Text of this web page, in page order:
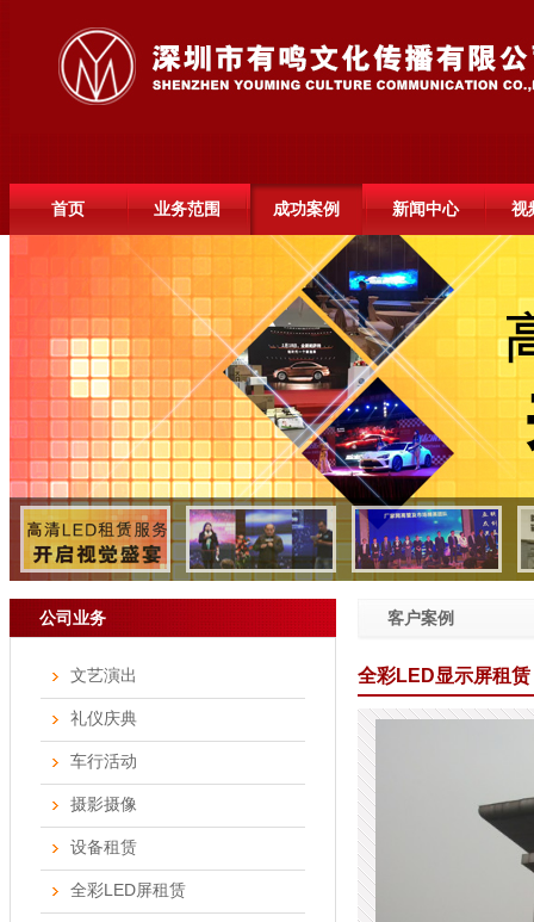
首页 业务范围 成功案例 新闻中心 视
公司业务
文艺演出
礼仪庆典
车行活动
摄影摄像
设备租赁
全彩LED屏租赁
客户案例
全彩LED显示屏租赁